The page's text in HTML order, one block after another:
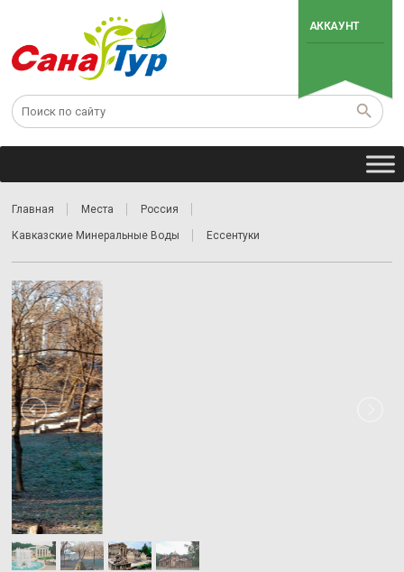
АККАУНТ
Главная Места Россия
Кавказские Минеральные Воды Ессентуки